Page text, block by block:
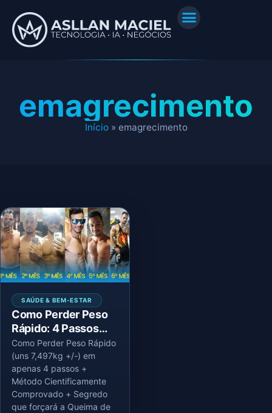
emagrecimento
Início» emagrecimento
SAÚDE & BEM-ESTAR
Como Perder Peso
Rápido: 4 Passos
Simples + Segredo
Como Perder Peso Rápido
(uns 7,497kg +/-) em
apenas 4 passos +
Método Cientificamente
Comprovado + Segredo
que forçará a Queima de